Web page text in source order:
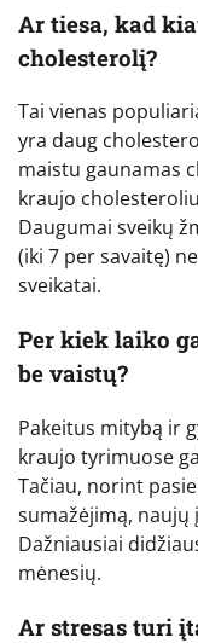
Ar tiesa, kad
cholesterolį?
Tai vienas
yra daug
maistu gaunamas
kraujo
Daugumai sveikų
(iki 7 per savaitę)
sveikatai.
Per kiek laiko
be vaistų?
Pakeitus mitybą ir
kraujo tyrimuose
Tačiau, norint
sumažėjimą,
Dažniausiai
mėnesių.
Ar stresas turi